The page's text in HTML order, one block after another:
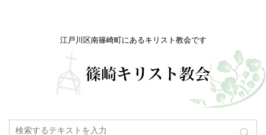
江戸川区南篠崎町にあるキリスト教会です